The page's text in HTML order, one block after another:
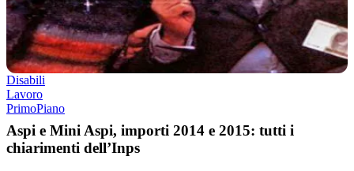
Disabili
Lavoro
PrimoPiano
Aspi e Mini Aspi, importi 2014 e 2015: tutti i
chiarimenti dell’Inps